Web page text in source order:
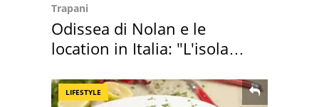
Trapani
Odissea di Nolan e le
location in Italia: "L'isola
LIFESTYLE